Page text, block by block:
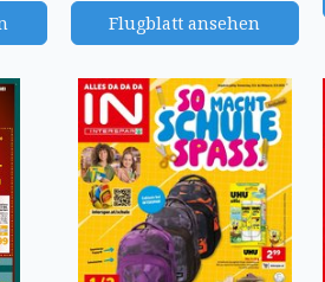
Flugblatt ansehen